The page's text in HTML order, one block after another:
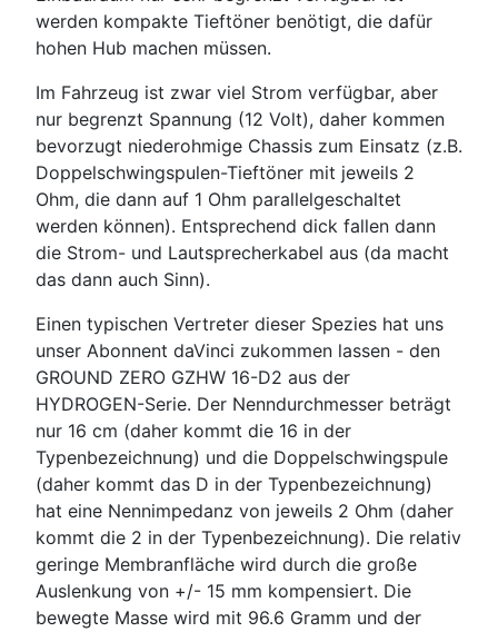
werden kompakte Tieftöner benötigt, die dafür
hohen Hub machen müssen.
Im Fahrzeug ist zwar viel Strom verfügbar, aber
nur begrenzt Spannung (12 Volt), daher kommen
bevorzugt niederohmige Chassis zum Einsatz (z.B.
Doppelschwingspulen-Tieftöner mit jeweils 2
Ohm, die dann auf 1 Ohm parallelgeschaltet
werden können). Entsprechend dick fallen dann
die Strom- und Lautsprecherkabel aus (da macht
das dann auch Sinn).
Einen typischen Vertreter dieser Spezies hat uns
unser Abonnent daVinci zukommen lassen - den
GROUND ZERO GZHW 16-D2 aus der
HYDROGEN-Serie. Der Nenndurchmesser beträgt
nur 16 cm (daher kommt die 16 in der
Typenbezeichnung) und die Doppelschwingspule
(daher kommt das D in der Typenbezeichnung)
hat eine Nennimpedanz von jeweils 2 Ohm (daher
kommt die 2 in der Typenbezeichnung). Die relativ
geringe Membranfläche wird durch die große
Auslenkung von +/- 15 mm kompensiert. Die
bewegte Masse wird mit 96.6 Gramm und der